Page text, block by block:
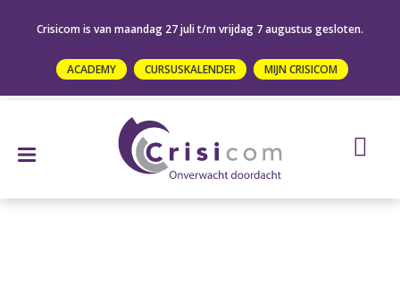
Crisicom is van maandag 27 juli t/m vrijdag 7 augustus gesloten.
ACADEMY CURSUSKALENDER MIJN CRISICOM